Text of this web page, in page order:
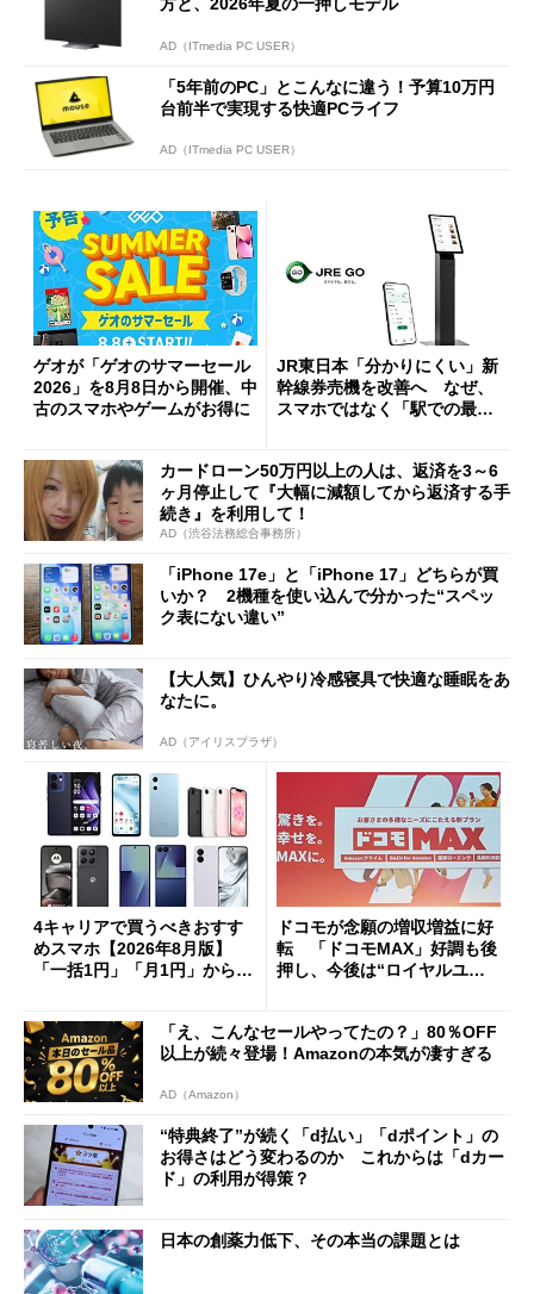
AD（ITmedia PC USER）
「5年前のPC」とこんなに違う！予算10万円
台前半で実現する快適PCライフ
AD（ITmedia PC USER）
ゲオが「ゲオのサマーセール
2026」を8月8日から開催、中
古のスマホやゲームがお得に
JR東日本「分かりにくい」新
幹線券売機を改善へ なぜ、
スマホではなく「駅での最短
カードローン50万円以上の人は、返済を3～6
ヶ月停止して『大幅に減額してから返済する手
続き』を利用して！
AD（渋谷法務総合事務所）
「iPhone 17e」と「iPhone 17」どちらが買
いか？ 2機種を使い込んで分かった“スペッ
ク表にない違い”
【大人気】ひんやり冷感寝具で快適な睡眠をあ
なたに。
AD（アイリスプラザ）
4キャリアで買うべきおすす
めスマホ【2026年8月版】
「一括1円」「月1円」からお
ドコモが念願の増収増益に好
転 「ドコモMAX」好調も後
押し、今後は“ロイヤルユー
「え、こんなセールやってたの？」80％OFF
以上が続々登場！Amazonの本気が凄すぎる
AD（Amazon）
“特典終了”が続く「d払い」「dポイント」の
お得さはどう変わるのか これからは「dカー
ド」の利用が得策？
日本の創薬力低下、その本当の課題とは